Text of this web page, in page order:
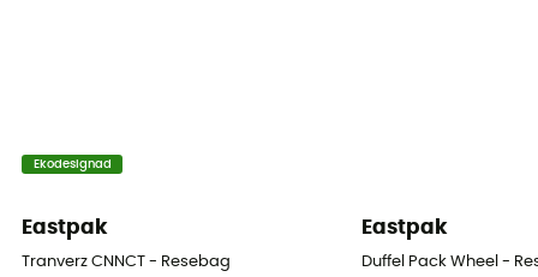
Ekodesignad
Eastpak
Tranverz CNNCT - Resebag
Eastpak
Duffel Pack Wheel -